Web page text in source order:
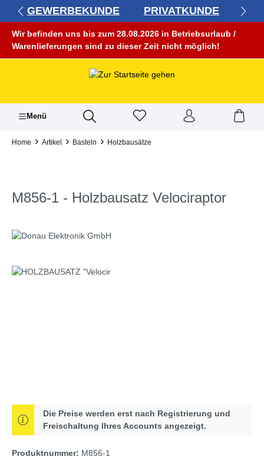
springen
GEWERBEKUNDE PRIVATKUNDE
Wir befinden uns bis zum 28.08.2026 in Betriebsurlaub /
Warenlieferungen sind zu dieser Zeit nicht möglich!
Menü
Home Artikel Basteln Holzbausätze
M856-1 - Holzbausatz Velociraptor
Bildergalerie überspringen
Die Preise werden erst nach Registrierung und
Freischaltung Ihres Accounts angezeigt.
Produktnummer: M856-1